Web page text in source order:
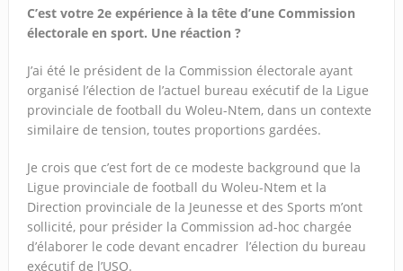
C’est votre 2e expérience à la tête d’une Commission
électorale en sport. Une réaction ?
J’ai été le président de la Commission électorale ayant
organisé l’élection de l’actuel bureau exécutif de la Ligue
provinciale de football du Woleu-Ntem, dans un contexte
similaire de tension, toutes proportions gardées.
Je crois que c’est fort de ce modeste background que la
Ligue provinciale de football du Woleu-Ntem et la
Direction provinciale de la Jeunesse et des Sports m’ont
sollicité, pour présider la Commission ad-hoc chargée
d’élaborer le code devant encadrer l’élection du bureau
exécutif de l’USO.